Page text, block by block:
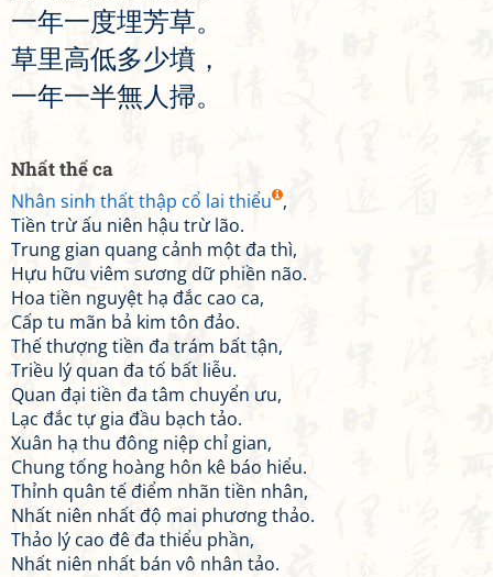
一年一度埋芳草。
草里高低多少墳 ，
一年一半無 人掃。
Nhất thế ca
Nhân sinh thất thập cổ lai thiểu ,
Tiền trừ ấu niên hậu trừ lão.
Trung gian quang cảnh một đa thì,
Hựu hữu viêm sương dữ phiền não.
Hoa tiền nguyệt hạ đắc cao ca,
Cấp tu mãn bả kim tôn đảo.
Thế thượng tiền đa trám bất tận,
Triều lý quan đa tố bất liễu.
Quan đại tiền đa tâm chuyển ưu,
Lạc đắc tự gia đầu bạch tảo.
Xuân hạ thu đông niệp chỉ gian,
Chung tống hoàng hôn kê báo hiểu.
Thỉnh quân tế điểm nhãn tiền nhân,
Nhất niên nhất độ mai phương thảo.
Thảo lý cao đê đa thiểu phần,
Nhất niên nhất bán vô nhân tảo.